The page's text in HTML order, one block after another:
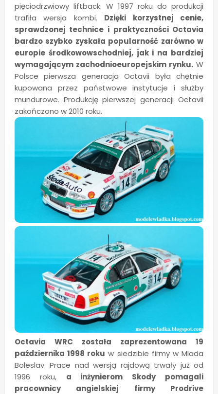
pięciodrzwiowy liftback. W 1997 roku do produkcji
trafiła wersja kombi. Dzięki korzystnej cenie,
sprawdzonej technice i praktyczności Octavia
bardzo szybko zyskała popularność zarówno w
europie środkowowschodniej, jak i na bardziej
wymagającym zachodnioeuropejskim rynku. W
Polsce pierwsza generacja Octavii była chętnie
kupowana przez państwowe instytucje i służby
mundurowe. Produkcję pierwszej generacji Octavii
zakończono w 2010 roku.
Octavia WRC została zaprezentowana 19
października 1998 roku w siedzibie firmy w Mlada
Boleslav. Prace nad wersją rajdową trwały już od
1996 roku, a inżynierom Skody pomagali
pracownicy angielskiej firmy Prodrive